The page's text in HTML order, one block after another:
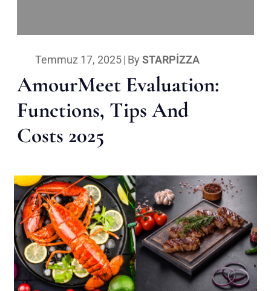
Temmuz 17, 2025| By STARPIZZA
AmourMeet Evaluation:
Functions, Tips And
Costs 2025